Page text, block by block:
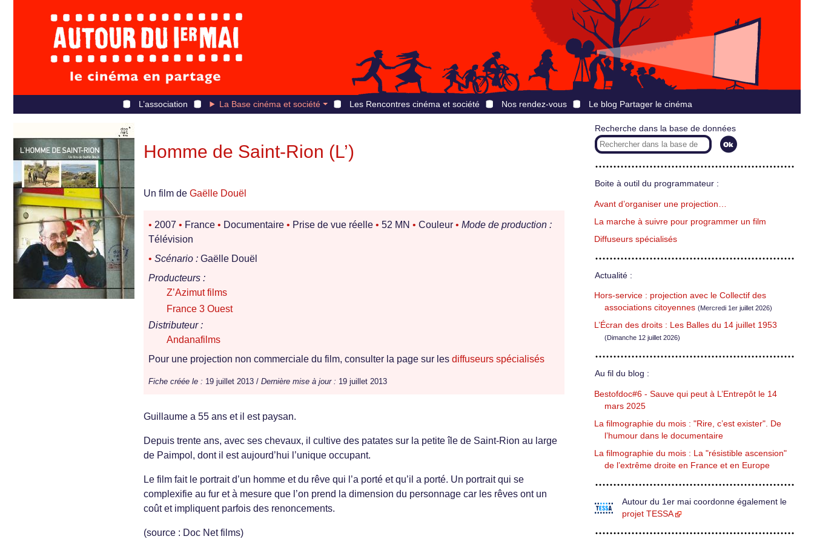
L’association La Base cinéma et société Les Rencontres cinéma et société Nos rendez-vous Le blog Partager le cinéma
Homme de Saint-Rion (L’)
Un film de Gaëlle Douël
• 2007 • France • Documentaire • Prise de vue réelle • 52 MN • Couleur • Mode de production :
Télévision
• Scénario : Gaëlle Douël
Producteurs :
Z’Azimut films
France 3 Ouest
Distributeur :
Andanafilms
Pour une projection non commerciale du film, consulter la page sur les diffuseurs spécialisés
Fiche créée le : 19 juillet 2013 / Dernière mise à jour : 19 juillet 2013
Guillaume a 55 ans et il est paysan.
Depuis trente ans, avec ses chevaux, il cultive des patates sur la petite île de Saint-Rion au large
de Paimpol, dont il est aujourd’hui l’unique occupant.
Le film fait le portrait d’un homme et du rêve qui l’a porté et qu’il a porté. Un portrait qui se
complexifie au fur et à mesure que l’on prend la dimension du personnage car les rêves ont un
coût et impliquent parfois des renoncements.
(source : Doc Net films)
Recherche dans la base de données
Boite à outil du programmateur :
Avant d’organiser une projection…
La marche à suivre pour programmer un film
Diffuseurs spécialisés
Actualité :
Hors-service : projection avec le Collectif des
associations citoyennes (Mercredi 1er juillet 2026)
L’Écran des droits : Les Balles du 14 juillet 1953
(Dimanche 12 juillet 2026)
Au fil du blog :
Bestofdoc#6 - Sauve qui peut à L’Entrepôt le 14
mars 2025
La filmographie du mois : "Rire, c’est exister". De
l’humour dans le documentaire
La filmographie du mois : La "résistible ascension"
de l’extrême droite en France et en Europe
Autour du 1er mai coordonne également le
projet TESSA